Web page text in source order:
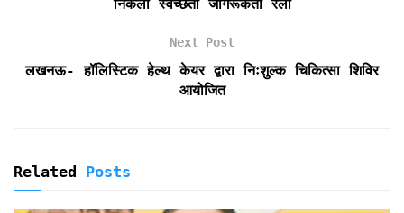
निकली स्वच्छता जागरूकता रैली
Next Post
लखनऊ- हॉलिस्टिक हेल्थ केयर द्वारा निःशुल्क चिकित्सा शिविर
आयोजित
Related Posts